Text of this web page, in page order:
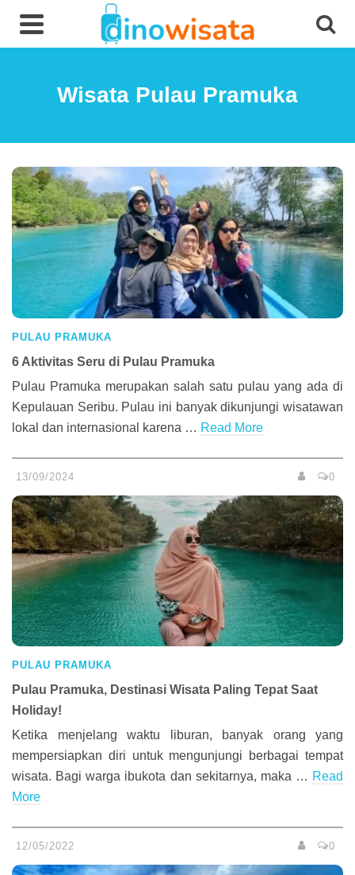
Wisata Pulau Pramuka
PULAU PRAMUKA
6 Aktivitas Seru di Pulau Pramuka
Pulau Pramuka merupakan salah satu pulau yang ada di
Kepulauan Seribu. Pulau ini banyak dikunjungi wisatawan
lokal dan internasional karena … Read More
13/09/2024 0
PULAU PRAMUKA
Pulau Pramuka, Destinasi Wisata Paling Tepat Saat
Holiday!
Ketika menjelang waktu liburan, banyak orang yang
mempersiapkan diri untuk mengunjungi berbagai tempat
wisata. Bagi warga ibukota dan sekitarnya, maka … Read
More
12/05/2022 0